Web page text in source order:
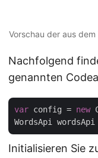
Vorschau der aus
Nachfolgend
genannten
var config = new
WordsApi wordsApi
Initialisieren Sie